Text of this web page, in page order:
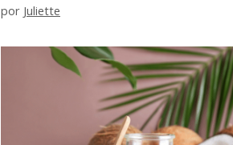
por Juliette